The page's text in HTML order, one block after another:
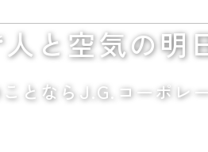
人と空気の明
ことならJ.G.コーポレ